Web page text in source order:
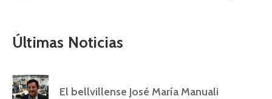
Últimas Noticias
El bellvillense José María Manuali